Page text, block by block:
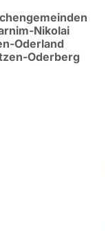
Nikolai
Oderland
Oderberg